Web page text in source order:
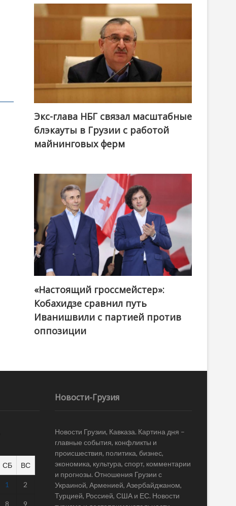
Экс-глава НБГ связал масштабные
блэкауты в Грузии с работой
майнинговых ферм
@ქართული ოცნება / Georgian Dream
«Настоящий гроссмейстер»:
Кобахидзе сравнил путь
Иванишвили с партией против
оппозиции
СБ ВС
1 2
8 9
Новости-Грузия
Новости Грузии, Кавказа. Картина дня –
главные события, конфликты и
происшествия, политика, бизнес,
экономика, культура, спорт, комментарии
и прогнозы. Отношения Грузии с
Украиной, Арменией, Азербайджаном,
Турцией, Россией, США и ЕС. Новости